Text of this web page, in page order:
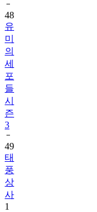
48
유
미
의
세
포
들
시
즌
3
49
태
풍
상
사
1